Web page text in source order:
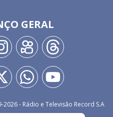
GERAL
2026- Rádio e Televisão Record S.A